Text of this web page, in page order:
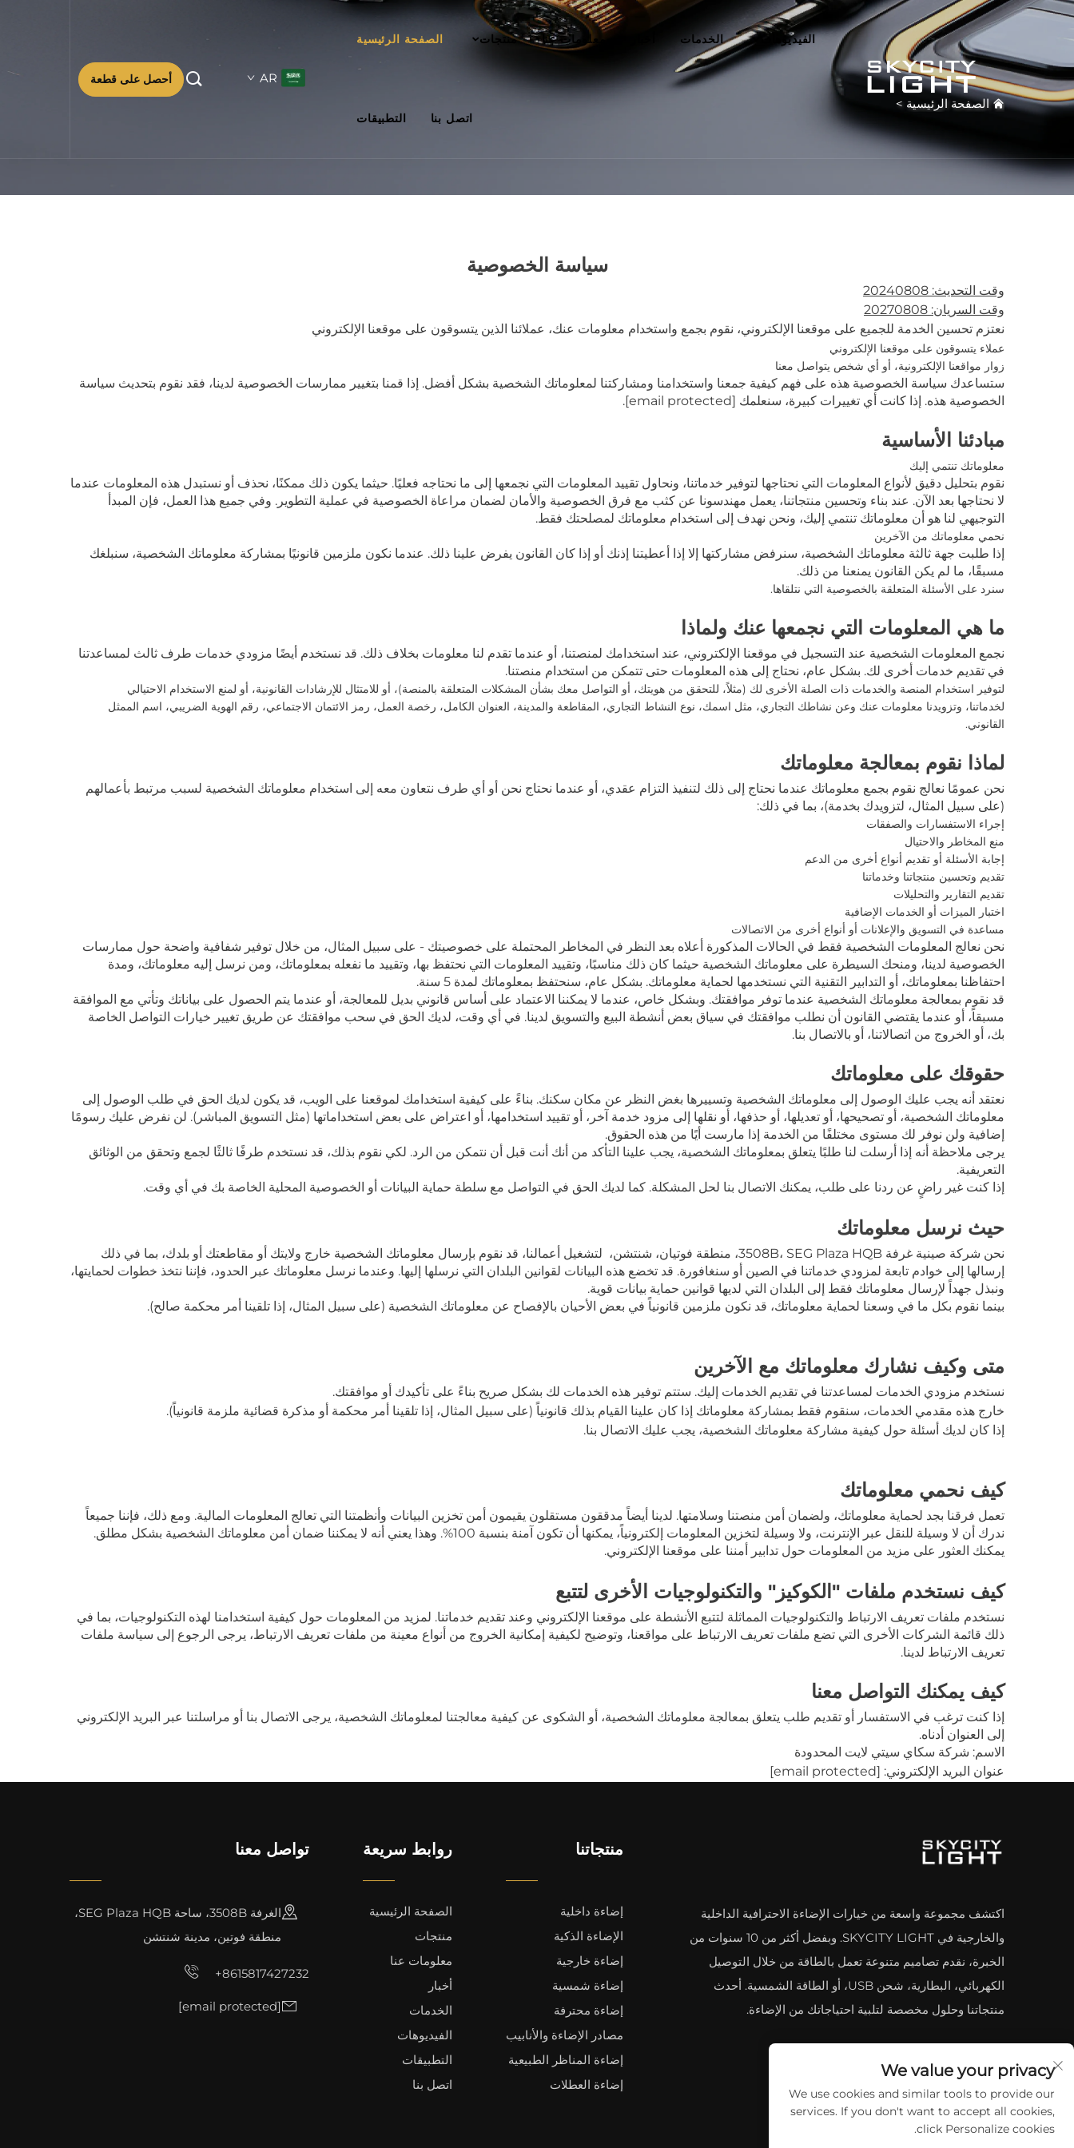
الصفحة الرئيسية منتجات معلومات عنا الخدمات الفيديوهات
التطبيقات اتصل بنا
AR
 أحصل على قطعة
الصفحة الرئيسية >
سياسة الخصوصية
وقت التحديث: 20240808
وقت السريان: 20270808
نعتزم تحسين الخدمة للجميع على موقعنا الإلكتروني، نقوم بجمع واستخدام معلومات عنك، عملائنا الذين يتسوقون على موقعنا الإلكتروني
عملاء يتسوقون على موقعنا الإلكتروني
زوار مواقعنا الإلكترونية، أو أي شخص يتواصل معنا
ستساعدك سياسة الخصوصية هذه على فهم كيفية جمعنا واستخدامنا ومشاركتنا لمعلوماتك الشخصية بشكل أفضل. إذا قمنا بتغيير ممارسات الخصوصية لدينا، فقد نقوم بتحديث سياسة
الخصوصية هذه. إذا كانت أي تغييرات كبيرة، سنعلمك [email protected]
.
مبادئنا الأساسية
معلوماتك تنتمي إليك
نقوم بتحليل دقيق لأنواع المعلومات التي نحتاجها لتوفير خدماتنا، ونحاول تقييد المعلومات التي نجمعها إلى ما نحتاجه فعليًا. حيثما يكون ذلك ممكنًا، نحذف أو نستبدل هذه المعلومات عندما
لا نحتاجها بعد الآن. عند بناء وتحسين منتجاتنا، يعمل مهندسونا عن كثب مع فرق الخصوصية والأمان لضمان مراعاة الخصوصية في عملية التطوير. وفي جميع هذا العمل، فإن المبدأ
التوجيهي لنا هو أن معلوماتك تنتمي إليك، ونحن نهدف إلى استخدام معلوماتك لمصلحتك فقط.
نحمي معلوماتك من الآخرين
إذا طلبت جهة ثالثة معلوماتك الشخصية، سنرفض مشاركتها إلا إذا أعطيتنا إذنك أو إذا كان القانون يفرض علينا ذلك. عندما نكون ملزمين قانونيًا بمشاركة معلوماتك الشخصية، سنبلغك
مسبقًا، ما لم يكن القانون يمنعنا من ذلك.
سنرد على الأسئلة المتعلقة بالخصوصية التي نتلقاها.
ما هي المعلومات التي نجمعها عنك ولماذا
نجمع المعلومات الشخصية عند التسجيل في موقعنا الإلكتروني، عند استخدامك لمنصتنا، أو عندما تقدم لنا معلومات بخلاف ذلك. قد نستخدم أيضًا مزودي خدمات طرف ثالث لمساعدتنا
في تقديم خدمات أخرى لك. بشكل عام، نحتاج إلى هذه المعلومات حتى تتمكن من استخدام منصتنا.
لتوفير استخدام المنصة والخدمات ذات الصلة الأخرى لك (مثلاً، للتحقق من هويتك، أو التواصل معك بشأن المشكلات المتعلقة بالمنصة)، أو للامتثال للإرشادات القانونية، أو لمنع الاستخدام الاحتيالي
لخدماتنا، وتزويدنا معلومات عنك وعن نشاطك التجاري، مثل اسمك، نوع النشاط التجاري، المقاطعة والمدينة، العنوان الكامل، رخصة العمل، رمز الائتمان الاجتماعي، رقم الهوية الضريبي، اسم الممثل
القانوني.
لماذا نقوم بمعالجة معلوماتك
نحن عمومًا نعالج نقوم بجمع معلوماتك عندما نحتاج إلى ذلك لتنفيذ التزام عقدي، أو عندما نحتاج نحن أو أي طرف نتعاون معه إلى استخدام معلوماتك الشخصية لسبب مرتبط بأعمالهم
(على سبيل المثال، لتزويدك بخدمة)، بما في ذلك:
إجراء الاستفسارات والصفقات
منع المخاطر والاحتيال
إجابة الأسئلة أو تقديم أنواع أخرى من الدعم
تقديم وتحسين منتجاتنا وخدماتنا
تقديم التقارير والتحليلات
اختبار الميزات أو الخدمات الإضافية
مساعدة في التسويق والإعلانات أو أنواع أخرى من الاتصالات
نحن نعالج المعلومات الشخصية فقط في الحالات المذكورة أعلاه بعد النظر في المخاطر المحتملة على خصوصيتك - على سبيل المثال، من خلال توفير شفافية واضحة حول ممارسات
الخصوصية لدينا، ومنحك السيطرة على معلوماتك الشخصية حيثما كان ذلك مناسبًا، وتقييد المعلومات التي نحتفظ بها، وتقييد ما نفعله بمعلوماتك، ومن نرسل إليه معلوماتك، ومدة
احتفاظنا بمعلوماتك، أو التدابير التقنية التي نستخدمها لحماية معلوماتك. بشكل عام، سنحتفظ بمعلوماتك لمدة 5
سنة.
قد نقوم بمعالجة معلوماتك الشخصية عندما توفر موافقتك. وبشكل خاص، عندما لا يمكننا الاعتماد على أساس قانوني بديل للمعالجة، أو عندما يتم الحصول على بياناتك وتأتي مع الموافقة
مسبقاً، أو عندما يقتضي القانون أن نطلب موافقتك في سياق بعض أنشطة البيع والتسويق لدينا. في أي وقت، لديك الحق في سحب موافقتك عن طريق تغيير خيارات التواصل الخاصة
بك، أو الخروج من اتصالاتنا، أو بالاتصال بنا.
حقوقك على معلوماتك
نعتقد أنه يجب عليك الوصول إلى معلوماتك الشخصية وتسييرها بغض النظر عن مكان سكنك. بناءً على كيفية استخدامك لموقعنا على الويب، قد يكون لديك الحق في طلب الوصول إلى
معلوماتك الشخصية، أو تصحيحها، أو تعديلها، أو حذفها، أو نقلها إلى مزود خدمة آخر، أو تقييد استخدامها، أو اعتراض على بعض استخداماتها (مثل التسويق المباشر). لن نفرض عليك رسومًا
إضافية ولن نوفر لك مستوى مختلفًا من الخدمة إذا مارست أيًا من هذه الحقوق.
يرجى ملاحظة أنه إذا أرسلت لنا طلبًا يتعلق بمعلوماتك الشخصية، يجب علينا التأكد من أنك أنت قبل أن نتمكن من الرد. لكي نقوم بذلك، قد نستخدم طرفًا ثالثًا لجمع وتحقق من الوثائق
التعريفية.
إذا كنت غير راضٍ عن ردنا على طلب، يمكنك الاتصال بنا لحل المشكلة. كما لديك الحق في التواصل مع سلطة حماية البيانات أو الخصوصية المحلية الخاصة بك في أي وقت.
حيث نرسل معلوماتك
نحن شركة صينية غرفة 3508B، SEG Plaza HQB، منطقة فوتيان، شنتشن،
لتشغيل أعمالنا، قد نقوم بإرسال معلوماتك الشخصية خارج ولايتك أو مقاطعتك أو بلدك، بما في ذلك
إرسالها إلى خوادم تابعة لمزودي خدماتنا في الصين أو سنغافورة. قد تخضع هذه البيانات لقوانين البلدان التي نرسلها إليها. وعندما نرسل معلوماتك عبر الحدود، فإننا نتخذ خطوات لحمايتها،
ونبذل جهداً لإرسال معلوماتك فقط إلى البلدان التي لديها قوانين حماية بيانات قوية.
بينما نقوم بكل ما في وسعنا لحماية معلوماتك، قد نكون ملزمين قانونياً في بعض الأحيان بالإفصاح عن معلوماتك الشخصية (على سبيل المثال، إذا تلقينا أمر محكمة صالح).
متى وكيف نشارك معلوماتك مع الآخرين
نستخدم مزودي الخدمات لمساعدتنا في تقديم الخدمات إليك. ستتم توفير هذه الخدمات لك بشكل صريح بناءً على تأكيدك أو موافقتك.
خارج هذه مقدمي الخدمات، سنقوم فقط بمشاركة معلوماتك إذا كان علينا القيام بذلك قانونياً (على سبيل المثال، إذا تلقينا أمر محكمة أو مذكرة قضائية ملزمة قانونياً).
إذا كان لديك أسئلة حول كيفية مشاركة معلوماتك الشخصية، يجب عليك الاتصال بنا.
كيف نحمي معلوماتك
تعمل فرقنا بجد لحماية معلوماتك، ولضمان أمن منصتنا وسلامتها. لدينا أيضاً مدققون مستقلون يقيمون أمن تخزين البيانات وأنظمتنا التي تعالج المعلومات المالية. ومع ذلك، فإننا جميعاً
ندرك أن لا وسيلة للنقل عبر الإنترنت، ولا وسيلة لتخزين المعلومات إلكترونياً، يمكنها أن تكون آمنة بنسبة 100%. وهذا يعني أنه لا يمكننا ضمان أمن معلوماتك الشخصية بشكل مطلق.
يمكنك العثور على مزيد من المعلومات حول تدابير أمننا على موقعنا الإلكتروني.
كيف نستخدم ملفات "الكوكيز" والتكنولوجيات الأخرى لتتبع
نستخدم ملفات تعريف الارتباط والتكنولوجيات المماثلة لتتبع الأنشطة على موقعنا الإلكتروني وعند تقديم خدماتنا. لمزيد من المعلومات حول كيفية استخدامنا لهذه التكنولوجيات، بما في
ذلك قائمة الشركات الأخرى التي تضع ملفات تعريف الارتباط على مواقعنا، وتوضيح لكيفية إمكانية الخروج من أنواع معينة من ملفات تعريف الارتباط، يرجى الرجوع إلى سياسة ملفات
تعريف الارتباط لدينا.
كيف يمكنك التواصل معنا
إذا كنت ترغب في الاستفسار أو تقديم طلب يتعلق بمعالجة معلوماتك الشخصية، أو الشكوى عن كيفية معالجتنا لمعلوماتك الشخصية، يرجى الاتصال بنا أو مراسلتنا عبر البريد الإلكتروني
إلى العنوان أدناه.
الاسم: شركة سكاي سيتي لايت المحدودة
عنوان البريد الإلكتروني: [email protected]
اكتشف مجموعة واسعة من خيارات الإضاءة الاحترافية الداخلية
والخارجية في SKYCITY LIGHT. وبفضل أكثر من 10 سنوات من
الخبرة، نقدم تصاميم متنوعة تعمل بالطاقة من خلال التوصيل
الكهربائي، البطارية، شحن USB، أو الطاقة الشمسية. أحدث
منتجاتنا وحلول مخصصة لتلبية احتياجاتك من الإضاءة.
منتجاتنا
إضاءة داخلية
الإضاءة الذكية
إضاءة خارجية
إضاءة شمسية
إضاءة محترفة
مصادر الإضاءة والأنابيب
إضاءة المناظر الطبيعية
إضاءة العطلات
روابط سريعة
الصفحة الرئيسية
منتجات
معلومات عنا
أخبار
الخدمات
الفيديوهات
التطبيقات
اتصل بنا
تواصل معنا
الغرفة 3508B، ساحة SEG Plaza HQB،
منطقة فوتين، مدينة شنتشن
+8615817427232
[email protected]
We value your privacy
We use cookies and similar tools to provide our
services. If you don't want to accept all cookies,
click Personalize cookies.